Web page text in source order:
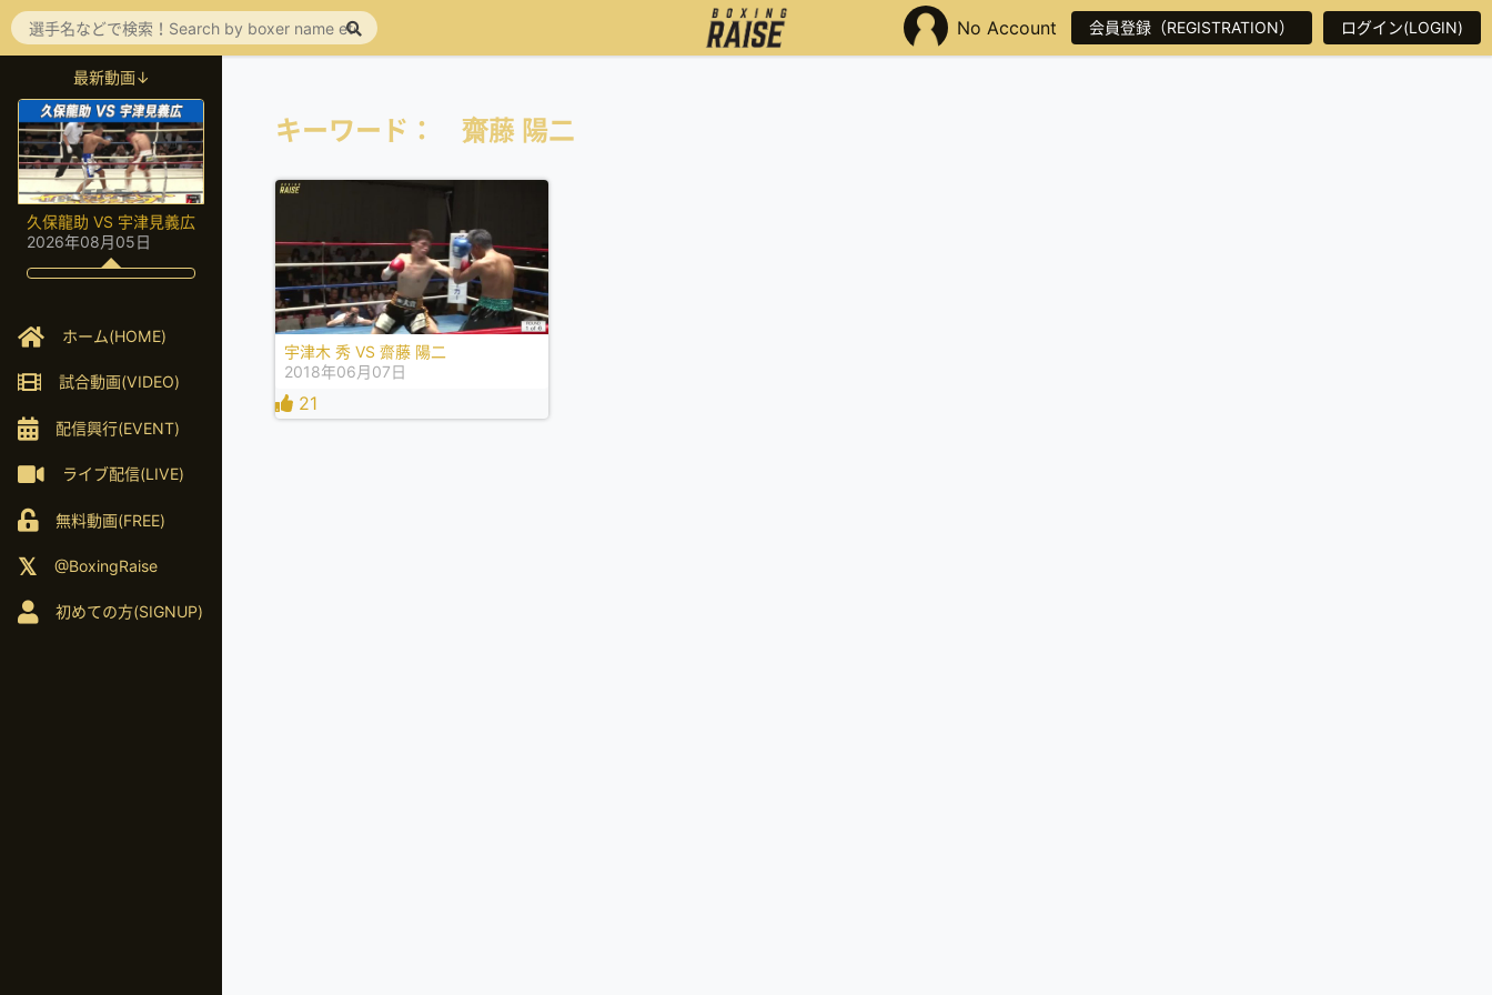
No Account 会員登録（REGISTRATION） ログイン(LOGIN)
最新動画↓
久保龍助 VS 宇津見義広
2026年08月05日
ホーム(HOME)
試合動画(VIDEO)
配信興行(EVENT)
ライブ配信(LIVE)
無料動画(FREE)
@BoxingRaise
初めての方(SIGNUP)
キーワード： 齋藤 陽二
宇津木 秀 VS 齋藤 陽二
2018年06月07日
21